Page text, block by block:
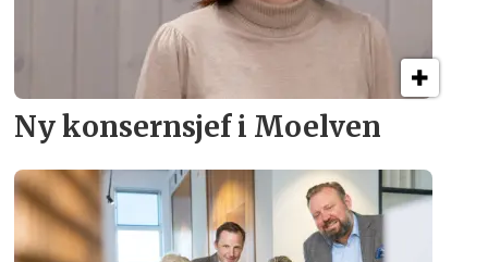
Ny konsern­sjef i Moelven